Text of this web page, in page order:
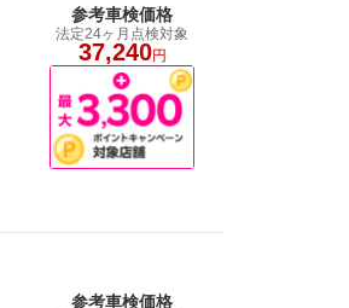
参考車検価格
法定24ヶ月点検対象
37,240円
参考車検価格